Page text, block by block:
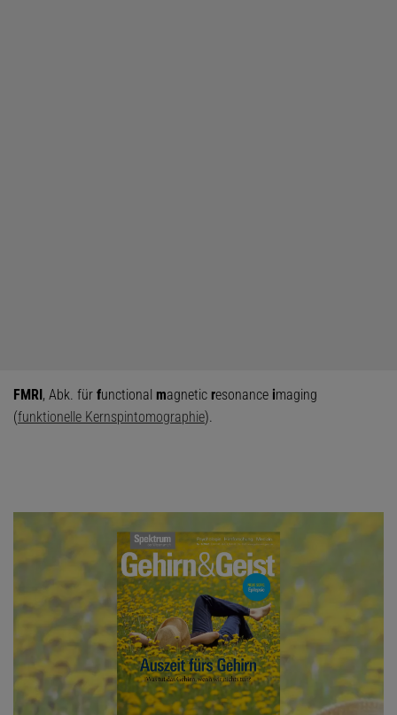
FMRI, Abk. für functional magnetic resonance imaging
(funktionelle Kernspintomographie).